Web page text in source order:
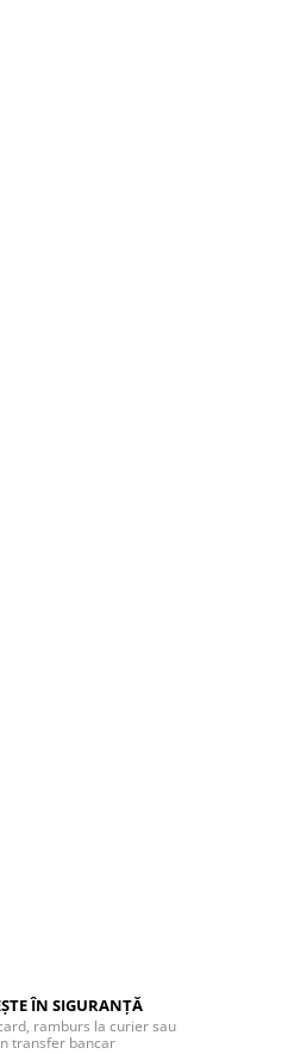
ÎN SIGURANȚĂ
ramburs la curier sau
transfer bancar